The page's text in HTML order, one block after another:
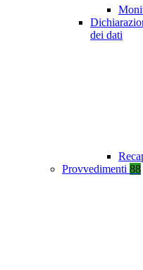
dei dati
Provvedimenti 88